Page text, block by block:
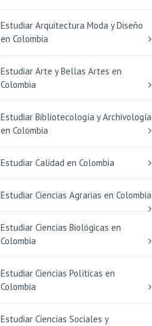
Estudiar Arquitectura Moda y Diseño
en Colombia
Estudiar Arte y Bellas Artes en
Colombia
Estudiar Bibliotecología y Archivología
en Colombia
Estudiar Calidad en Colombia
Estudiar Ciencias Agrarias en Colombia
Estudiar Ciencias Biológicas en
Colombia
Estudiar Ciencias Políticas en
Colombia
Estudiar Ciencias Sociales y